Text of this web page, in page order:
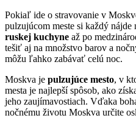
Pokiaľ ide o stravovanie v
pulzujúcom meste si každý nájde
ruskej kuchyne až po
tešiť aj na množstvo barov a
môžu ľahko zabávať celú noc.
Moskva je pulzujúce mesto, v
mesta je najlepší spôsob, ako
jeho zaujímavostiach. Vďaka
nočnému životu Moskva určite